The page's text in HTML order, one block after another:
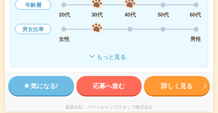
年齢層
20代
30代 40代 50代
60代
男女比率
女性
男性
もっと見る
気になる! 応募へ進む 詳しく見る
派遣会社 パーソルテンプスタッフ株式会社